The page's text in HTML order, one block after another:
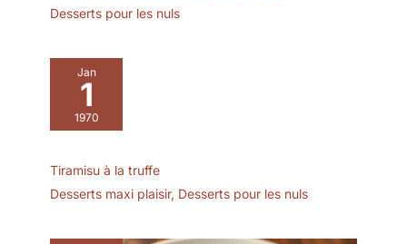
Desserts pour les nuls
Jan
1
1970
Tiramisu à la truffe
Desserts maxi plaisir, Desserts pour les nuls